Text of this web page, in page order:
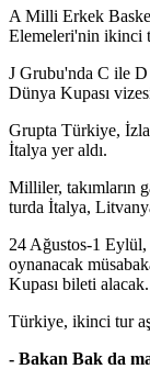
A Milli Erkek
Elemeleri'nin ikinci
J Grubu'nda C ile D
Dünya Kupası
Grupta Türkiye,
İtalya yer aldı.
Milliler, takımların
turda İtalya,
24 Ağustos-1 Eylül,
oynanacak
Kupası bileti alacak.
Türkiye, ikinci tur
- Bakan Bak da